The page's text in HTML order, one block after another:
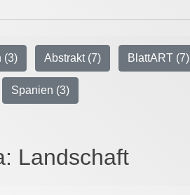
(3) Abstrakt (7) BlattART (7)
Spanien (3)
Landschaft